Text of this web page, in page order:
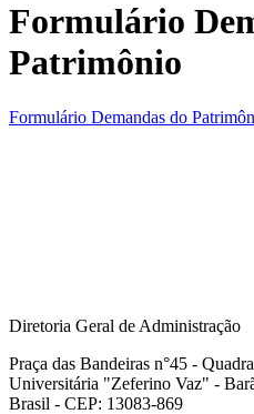
Formulário
Patrimônio
Formulário Demandas do
Diretoria Geral de Administração
Praça das Bandeiras n°45 -
Universitária "Zeferino Vaz" -
Brasil - CEP: 13083-869